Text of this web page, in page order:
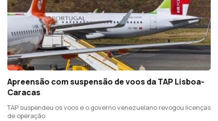
Apreensão com suspensão de voos da TAP Lisboa-
Caracas
TAP suspendeu os voos e o governo venezuelano revogou licenças
de operação